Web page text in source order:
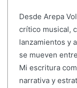
Desde Arepa
crítico musical,
lanzamientos y
se mueven
Mi escritura
narrativa y